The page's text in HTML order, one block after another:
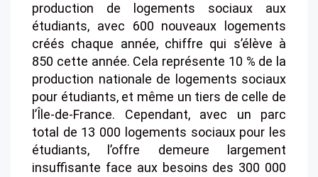
production de logements sociaux aux
étudiants, avec 600 nouveaux logements
créés chaque année, chiffre qui s’élève à
850 cette année. Cela représente 10 % de la
production nationale de logements sociaux
pour étudiants, et même un tiers de celle de
l’Île-de-France. Cependant, avec un parc
total de 13 000 logements sociaux pour les
étudiants, l’offre demeure largement
insuffisante face aux besoins des 300 000